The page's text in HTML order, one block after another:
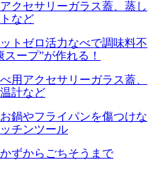
クセサリーガラス蓋、蒸し
など
ト ゼロ活力なべで調味料不
ープ”が作れる！
用アクセサリーガラス蓋、
計など
お鍋やフライパンを傷つけな
チンツール
ずからごちそうまで